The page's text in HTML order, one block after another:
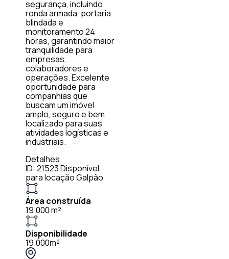
segurança, incluindo
ronda armada, portaria
blindada e
monitoramento 24
horas, garantindo maior
tranquilidade para
empresas,
colaboradores e
operações. Excelente
oportunidade para
companhias que
buscam um imóvel
amplo, seguro e bem
localizado para suas
atividades logísticas e
industriais.
Detalhes
ID: 21523Disponível
para locaçãoGalpão
Área construída
19.000 m²
Disponibilidade
19.000m²